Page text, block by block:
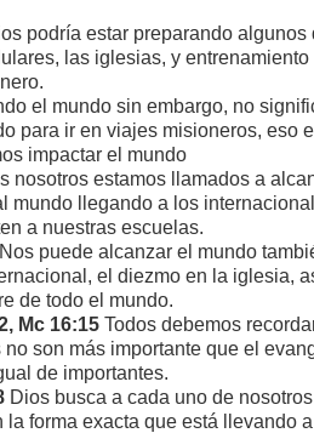
podría estar preparando algunos
las iglesias, y
el mundo sin embargo, no
para ir en viajes misioneros, eso
impactar el mundo
nosotros estamos llamados a
mundo llegando a los
a nuestras escuelas.
Nos puede alcanzar el mundo
el diezmo en la iglesia,
de todo el mundo.
Mc 16:15 Todos debemos
no son más importante que el
de importantes.
Dios busca a cada uno de
la forma exacta que está llevando